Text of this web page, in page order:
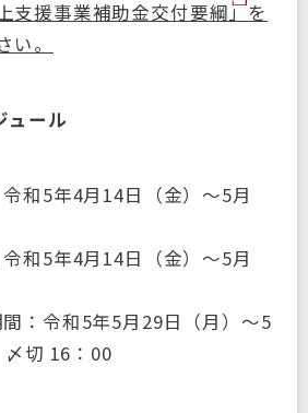
支援事業補助金交付要綱」を
い。
ュール
和5年4月14日（金）～5月
和5年4月14日（金）～5月
：令和5年5月29日（月）～5
切 16：00